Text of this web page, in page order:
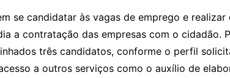
se candidatar às vagas de emprego e
a contratação das empresas com o cidadão.
três candidatos, conforme o perfil
a outros serviços como o auxílio de